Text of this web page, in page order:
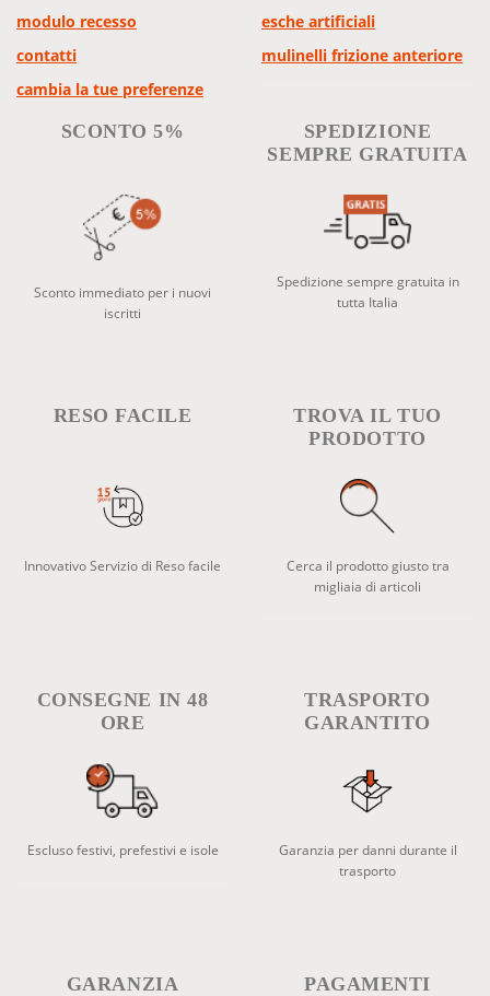
modulo recesso
contatti
cambia la tue preferenze
esche artificiali
mulinelli frizione anteriore
SCONTO 5%
Sconto immediato per i nuovi
iscritti
SPEDIZIONE
SEMPRE GRATUITA
Spedizione sempre gratuita in
tutta Italia
RESO FACILE
Innovativo Servizio di Reso facile
TROVA IL TUO
PRODOTTO
Cerca il prodotto giusto tra
migliaia di articoli
CONSEGNE IN 48
ORE
Escluso festivi, prefestivi e isole
TRASPORTO
GARANTITO
Garanzia per danni durante il
trasporto
GARANZIA PAGAMENTI